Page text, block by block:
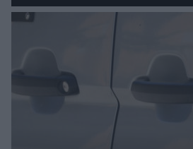
seniora